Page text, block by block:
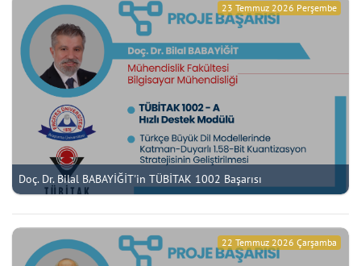
Doç. Dr. Bilal BABAYİĞİT'in TÜBİTAK 1002 Başarısı
23 Temmuz 2026 Perşembe
22 Temmuz 2026 Çarşamba